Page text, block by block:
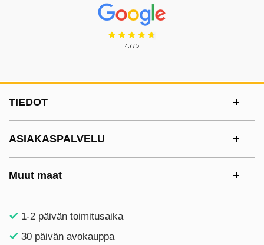
Prisjakt Arvostelu: 4.7 Tähdet
4.7 / 5
TIEDOT
ASIAKASPALVELU
Muut maat
1-2 päivän toimitusaika
30 päivän avokauppa